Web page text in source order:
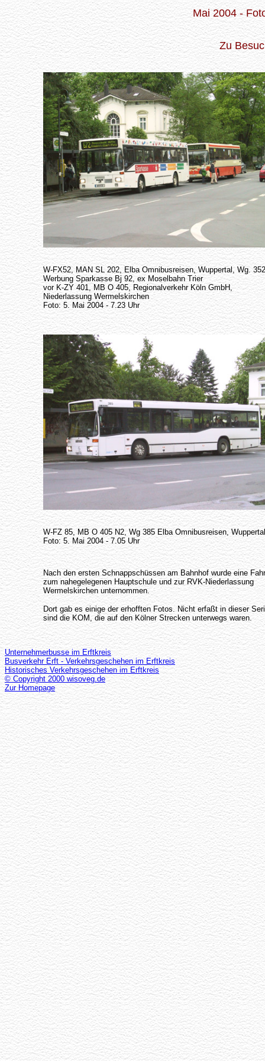
Mai 2004 -
Zu
W-FX52, MAN SL 202, Elba Omnibusreisen, Wuppertal, Wg.
Werbung Sparkasse Bj 92, ex Moselbahn Trier
vor K-ZY 401, MB O 405, Regionalverkehr Köln GmbH,
Niederlassung Wermelskirchen
Foto: 5. Mai 2004 - 7.23 Uhr
W-FZ 85, MB O 405 N2, Wg 385 Elba Omnibusreisen,
Foto: 5. Mai 2004 - 7.05 Uhr
Nach den ersten Schnappschüssen am Bahnhof wurde eine
zum nahegelegenen Hauptschule und zur RVK-Niederlassung
Wermelskirchen unternommen.
Dort gab es einige der erhofften Fotos. Nicht erfaßt in dieser
sind die KOM, die auf den Kölner Strecken unterwegs waren.
Unternehmerbusse im Erftkreis
Busverkehr Erft - Verkehrsgeschehen im Erftkreis
Historisches Verkehrsgeschehen im Erftkreis
© Copyright 2000 wisoveg.de
Zur Homepage